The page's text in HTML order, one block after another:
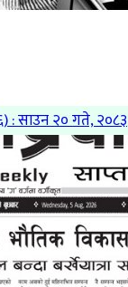
: साउन २० गते, २०८३